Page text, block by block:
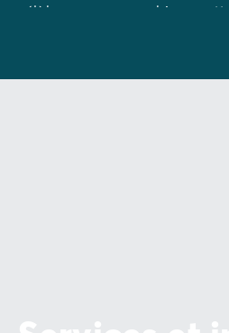
célèbre pour son ambiance